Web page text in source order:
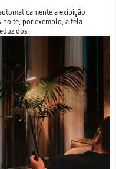
a exibição
noite, por exemplo, a tela